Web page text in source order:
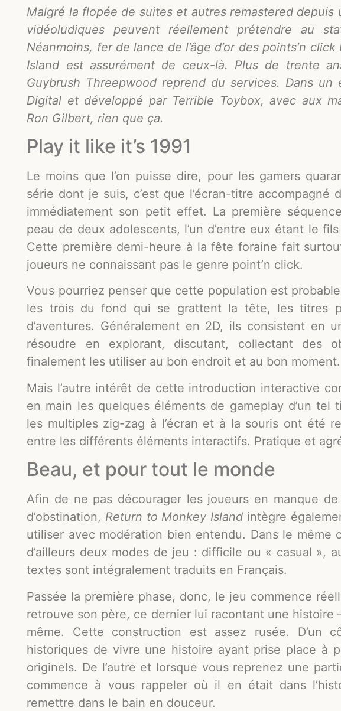
Malgré la flopée de suites et autres remastered
vidéoludiques peuvent réellement prétendre au
Néanmoins, fer de lance de l’âge d’or des points’n
Island est assurément de ceux-là. Plus de trente
Guybrush Threepwood reprend du services. Dans un
Digital et développé par Terrible Toybox, avec aux
Ron Gilbert, rien que ça.
Play it like it’s 1991
Le moins que l’on puisse dire, pour les gamers
série dont je suis, c’est que l’écran-titre accompagné
immédiatement son petit effet. La première
peau de deux adolescents, l’un d’entre eux étant le
Cette première demi-heure à la fête foraine fait
joueurs ne connaissant pas le genre point’n click.
Vous pourriez penser que cette population est
les trois du fond qui se grattent la tête, les titres
d’aventures. Généralement en 2D, ils consistent en
résoudre en explorant, discutant, collectant des
finalement les utiliser au bon endroit et au bon moment.
Mais l’autre intérêt de cette introduction interactive
en main les quelques éléments de gameplay d’un tel
les multiples zig-zag à l’écran et à la souris ont été
entre les différents éléments interactifs. Pratique et
Beau, et pour tout le monde
Afin de ne pas décourager les joueurs en manque
d’obstination, Return to Monkey Island intègre
utiliser avec modération bien entendu. Dans le même
d’ailleurs deux modes de jeu : difficile ou « casual »,
textes sont intégralement traduits en Français.
Passée la première phase, donc, le jeu commence
retrouve son père, ce dernier lui racontant une histoire
même. Cette construction est assez rusée. D’un
historiques de vivre une histoire ayant prise place à
originels. De l’autre et lorsque vous reprenez une
commence à vous rappeler où il en était dans
remettre dans le bain en douceur.